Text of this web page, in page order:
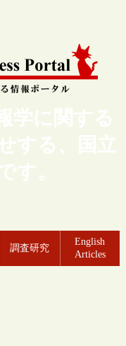
学に関する
する、国立
す。
調査研究
English
Articles